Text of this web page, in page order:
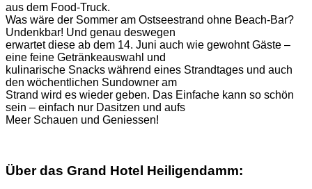
aus dem Food-Truck.
Was wäre der Sommer am Ostseestrand ohne Beach-Bar?
Undenkbar! Und genau deswegen
erwartet diese ab dem 14. Juni auch wie gewohnt Gäste –
eine feine Getränkeauswahl und
kulinarische Snacks während eines Strandtages und auch
den wöchentlichen Sundowner am
Strand wird es wieder geben. Das Einfache kann so schön
sein – einfach nur Dasitzen und aufs
Meer Schauen und Geniessen!
Über das Grand Hotel Heiligendamm: